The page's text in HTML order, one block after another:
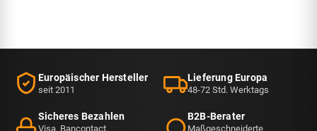
Europäischer Hersteller
seit 2011
Lieferung Europa
48-72 Std. Werktags
Sicheres Bezahlen
Visa, Bancontact,
B2B-Berater
Maßgeschneiderte